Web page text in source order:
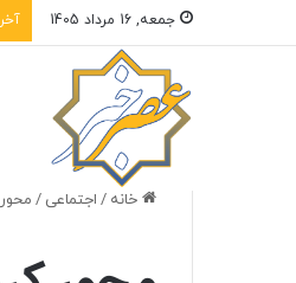
جمعه, 16 مرداد 1405
خانه / اجتماعی /